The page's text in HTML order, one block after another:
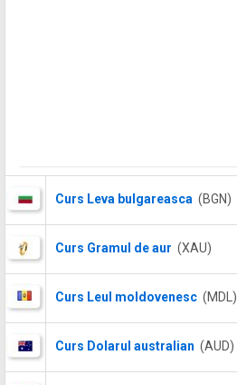
Curs Leva bulgareasca (BGN)
Curs Gramul de aur (XAU)
Curs Leul moldovenesc (MDL)
Curs Dolarul australian (AUD)